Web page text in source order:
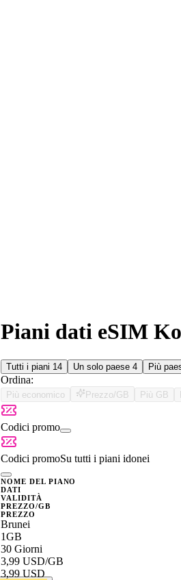
Piani dati eSIM
Tutti i piani 14 Un solo paese 4 Più
Ordina:
Più economico Prezzo/GB Più GB
Codici promo
Codici promoSu tutti i piani idonei
NOME DEL PIANO
DATI
VALIDITÀ
PREZZO/GB
PREZZO
Brunei
1GB
30 Giorni
3,99 USD/GB
3,99 USD